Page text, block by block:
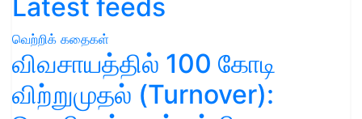
Latest feeds
வெற்றிக் கதைகள்
விவசாயத்தில் 100 கோடி
விற்றுமுதல் (Turnover):